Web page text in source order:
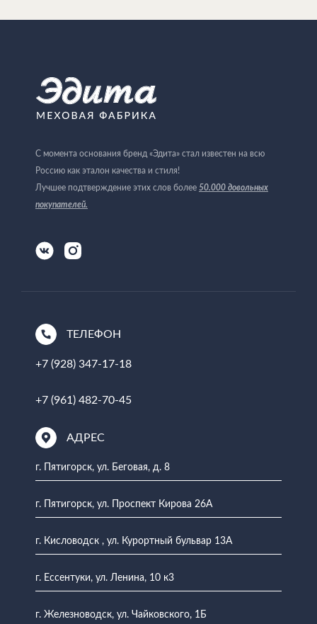
С момента основания бренд «Эдита» стал известен на всю
Россию как эталон качества и стиля!
Лучшее подтверждение этих слов более 50.000 довольных
покупателей.
ТЕЛЕФОН
+7 (928) 347-17-18
+7 (961) 482-70-45
АДРЕС
г. Пятигорск, ул. Беговая, д. 8
г. Пятигорск, ул. Проспект Кирова 26А
г. Кисловодск , ул. Курортный бульвар 13А
г. Ессентуки, ул. Ленина, 10 к3
г. Железноводск, ул. Чайковского, 1Б